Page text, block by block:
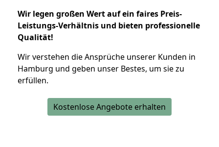
Wir legen großen Wert auf ein faires Preis-
Leistungs-Verhältnis und bieten professionelle
Qualität!
Wir verstehen die Ansprüche unserer Kunden in
Hamburg und geben unser Bestes, um sie zu
erfüllen.
Kostenlose Angebote erhalten